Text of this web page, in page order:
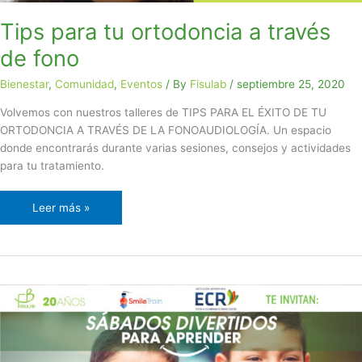
Tips para tu ortodoncia a través
de fono
Bienestar, Comunidad, Eventos / By Fisulab / septiembre 25, 2020
Volvemos con nuestros talleres de TIPS PARA EL ÉXITO DE TU
ORTODONCIA A TRAVÉS DE LA FONOAUDIOLOGÍA. Un espacio
donde encontrarás durante varias sesiones, consejos y actividades
para tu tratamiento.
Leer más »
Sábados
divertidos